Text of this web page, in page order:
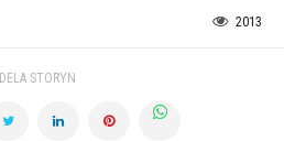
2013
DELA STORYN